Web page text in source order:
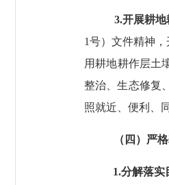
3.开展耕地
1号）文件精神，
用耕地耕作层土
整治、生态修复
照就近、便利、
（四）严
1.分解落实